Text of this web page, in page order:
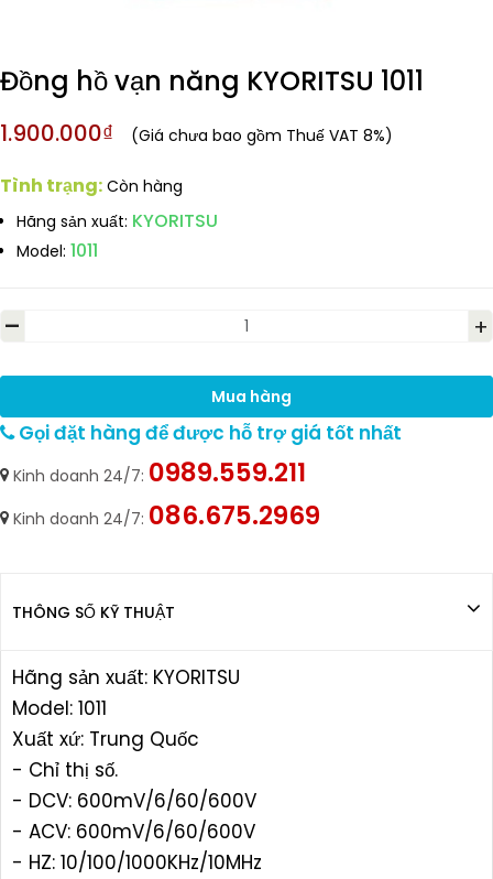
Đồng hồ vạn năng KYORITSU 1011
1.900.000₫ (Giá chưa bao gồm Thuế VAT 8%)
Tình trạng: Còn hàng
Hãng sản xuất: KYORITSU
Model: 1011
- +
Mua hàng
Gọi đặt hàng để được hỗ trợ giá tốt nhất
Kinh doanh 24/7: 0989.559.211
Kinh doanh 24/7: 086.675.2969
THÔNG SỐ KỸ THUẬT
Hãng sản xuất: KYORITSU
Model: 1011
Xuất xứ: Trung Quốc
- Chỉ thị số.
- DCV: 600mV/6/60/600V
- ACV: 600mV/6/60/600V
- HZ: 10/100/1000KHz/10MHz